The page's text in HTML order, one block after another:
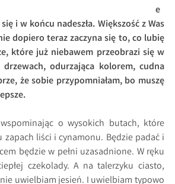
e
i w końcu nadeszła. Większość z Was
dopiero teraz zaczyna się to, co lubię
które już niebawem przeobrazi się w
odurzająca kolorem, cudna
że sobie przypomniałam, bo muszę
o wysokich butach, które
liści i cynamonu. Będzie padać i
będzie w pełni uzasadnione. W ręku
czekolady. A na talerzyku ciasto,
uwielbiam jesień. I uwielbiam typowo